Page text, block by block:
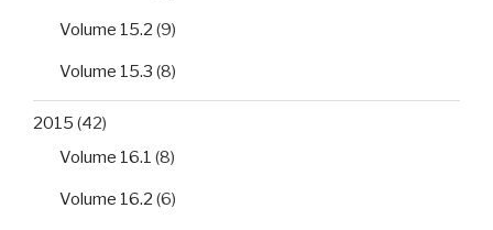
Volume 15.2 (9)
Volume 15.3 (8)
2015 (42)
Volume 16.1 (8)
Volume 16.2 (6)